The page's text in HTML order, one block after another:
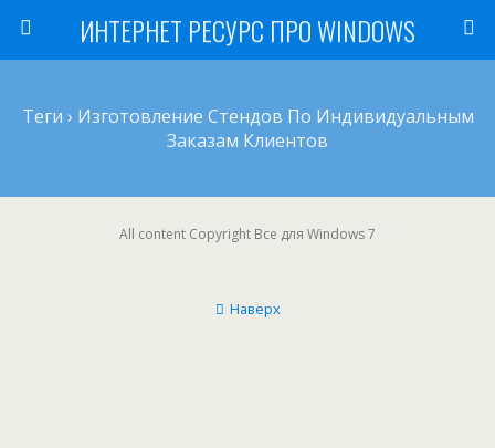
ИНТЕРНЕТ РЕСУРС ПРО WINDOWS
Теги › Изготовление Стендов По Индивидуальным
Заказам Клиентов
All content Copyright Все для Windows 7
Наверх